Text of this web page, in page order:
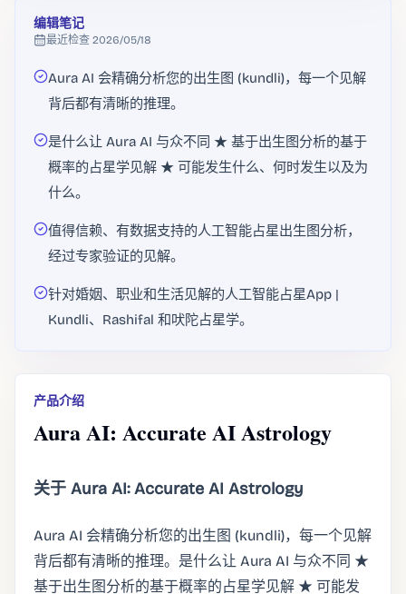
编辑笔记
最近检查 2026/05/18
Aura AI 会精确分析您的出生图 (kundli)，每一个见解
背后都有清晰的推理。
是什么让 Aura AI 与众不同 ★ 基于出生图分析的基于
概率的占星学见解 ★ 可能发生什么、何时发生以及为
什么。
值得信赖、有数据支持的人工智能占星出生图分析，
经过专家验证的见解。
针对婚姻、职业和生活见解的人工智能占星App |
Kundli、Rashifal 和吠陀占星学。
产品介绍
Aura AI: Accurate AI Astrology
关于 Aura AI: Accurate AI Astrology
Aura AI 会精确分析您的出生图 (kundli)，每一个见解
背后都有清晰的推理。是什么让 Aura AI 与众不同 ★
基于出生图分析的基于概率的占星学见解 ★ 可能发